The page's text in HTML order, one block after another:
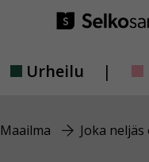
Urheilu
Maailma Joka